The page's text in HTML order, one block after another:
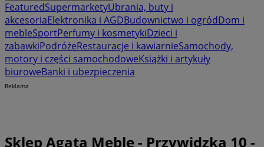
FeaturedSupermarketyUbrania, buty i
akcesoriaElektronika i AGDBudownictwo i ogródDom i
mebleSportPerfumy i kosmetykiDzieci i
zabawkiPodróżeRestauracje i kawiarnieSamochody,
motory i części samochodoweKsiążki i artykuły
biuroweBanki i ubezpieczenia
Reklama
Sklep Agata Meble - Przywidzka 10 -